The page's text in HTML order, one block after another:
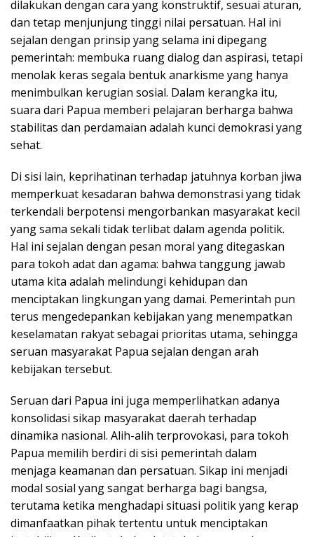
dilakukan dengan cara yang konstruktif, sesuai aturan,
dan tetap menjunjung tinggi nilai persatuan. Hal ini
sejalan dengan prinsip yang selama ini dipegang
pemerintah: membuka ruang dialog dan aspirasi, tetapi
menolak keras segala bentuk anarkisme yang hanya
menimbulkan kerugian sosial. Dalam kerangka itu,
suara dari Papua memberi pelajaran berharga bahwa
stabilitas dan perdamaian adalah kunci demokrasi yang
sehat.
Di sisi lain, keprihatinan terhadap jatuhnya korban jiwa
memperkuat kesadaran bahwa demonstrasi yang tidak
terkendali berpotensi mengorbankan masyarakat kecil
yang sama sekali tidak terlibat dalam agenda politik.
Hal ini sejalan dengan pesan moral yang ditegaskan
para tokoh adat dan agama: bahwa tanggung jawab
utama kita adalah melindungi kehidupan dan
menciptakan lingkungan yang damai. Pemerintah pun
terus mengedepankan kebijakan yang menempatkan
keselamatan rakyat sebagai prioritas utama, sehingga
seruan masyarakat Papua sejalan dengan arah
kebijakan tersebut.
Seruan dari Papua ini juga memperlihatkan adanya
konsolidasi sikap masyarakat daerah terhadap
dinamika nasional. Alih-alih terprovokasi, para tokoh
Papua memilih berdiri di sisi pemerintah dalam
menjaga keamanan dan persatuan. Sikap ini menjadi
modal sosial yang sangat berharga bagi bangsa,
terutama ketika menghadapi situasi politik yang kerap
dimanfaatkan pihak tertentu untuk menciptakan